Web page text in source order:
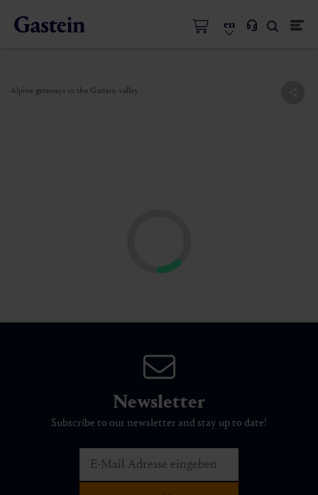
en
Alpine getaways in the Gastein valley
Newsletter
Subscribe to our newsletter and stay up to date!